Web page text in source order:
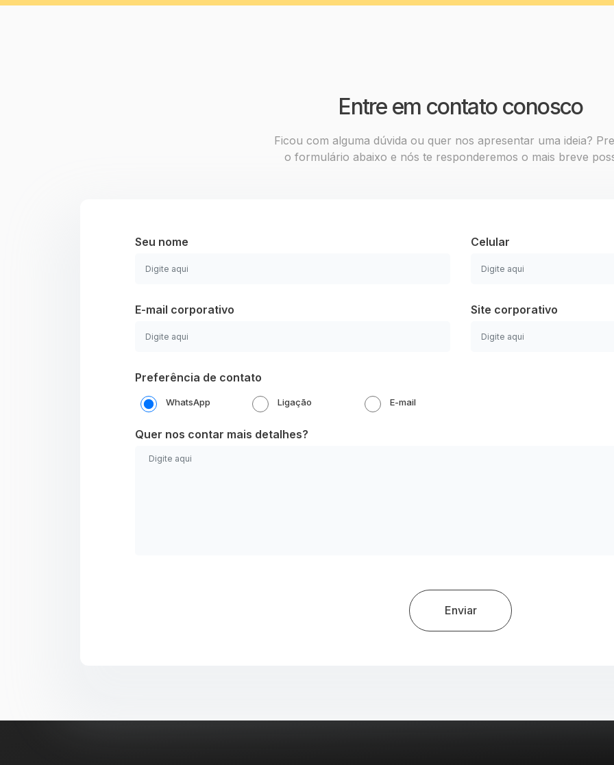
Entre em contato conosco
Ficou com alguma dúvida ou quer nos apresentar uma ideia?
o formulário abaixo e nós te responderemos o mais breve
Seu nome
E-mail corporativo
Celular
Site corporativo
Preferência de contato
WhatsApp Ligação E-mail
Quer nos contar mais detalhes?
Enviar